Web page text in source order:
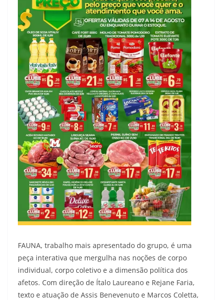
FAUNA, trabalho mais apresentado do grupo, é uma
peça interativa que mergulha nas noções de corpo
individual, corpo coletivo e a dimensão política dos
afetos. Com direção de Ítalo Laureano e Rejane Faria,
texto e atuação de Assis Benevenuto e Marcos Coletta,